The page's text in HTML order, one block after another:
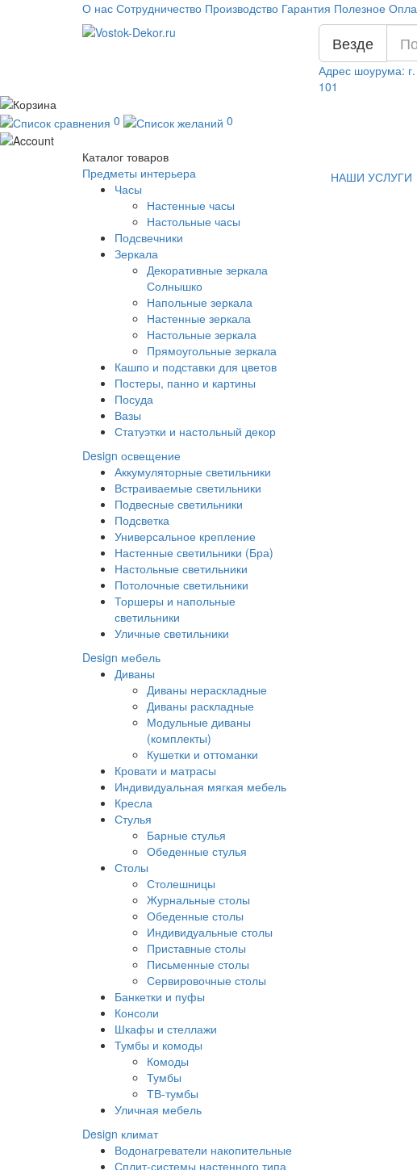
О нас Сотрудничество Производство Гарантия Полезное
Везде
Адрес шоурума:
101
0 0
Каталог товаров
Предметы интерьера
Часы
Настенные часы
Настольные часы
Подсвечники
Зеркала
Декоративные зеркала
Солнышко
Напольные зеркала
Настенные зеркала
Настольные зеркала
Прямоугольные зеркала
Кашпо и подставки для цветов
Постеры, панно и картины
Посуда
Вазы
Статуэтки и настольный декор
Design освещение
Аккумуляторные светильники
Встраиваемые светильники
Подвесные светильники
Подсветка
Универсальное крепление
Настенные светильники (Бра)
Настольные светильники
Потолочные светильники
Торшеры и напольные
светильники
Уличные светильники
Design мебель
Диваны
Диваны нераскладные
Диваны раскладные
Модульные диваны
(комплекты)
Кушетки и оттоманки
Кровати и матрасы
Индивидуальная мягкая мебель
Кресла
Стулья
Барные стулья
Обеденные стулья
Столы
Столешницы
Журнальные столы
Обеденные столы
Индивидуальные столы
Приставные столы
Письменные столы
Сервировочные столы
Банкетки и пуфы
Консоли
Шкафы и стеллажи
Тумбы и комоды
Комоды
Тумбы
ТВ-тумбы
Уличная мебель
Design климат
Водонагреватели накопительные
Сплит-системы настенного типа
НАШИ УСЛУГИ